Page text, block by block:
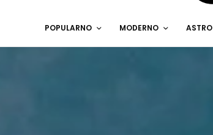
POPULARNO MODERNO ASTRO